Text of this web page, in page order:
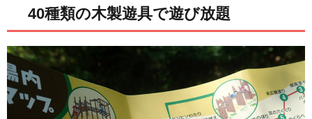
40種類の木製遊具で遊び放題